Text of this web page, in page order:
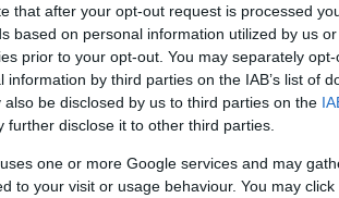
that after your opt-out request is processed
based on personal information utilized by us
prior to your opt-out. You may separately
by third parties on the IAB’s list of
be disclosed by us to third parties on the
further disclose it to other third parties.
one or more Google services and may
to your visit or usage behaviour. You may
να σωθεί η 20χρονη
της αποκαλύπτει
τα SMS από τις 15 Μαΐου